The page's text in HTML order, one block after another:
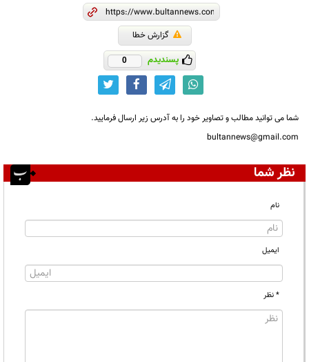
گزارش خطا
پسندیدم 0
شما می توانید مطالب و تصاویر خود را به آدرس زیر ارسال فرمایید.
bultannews@gmail.com
نظر شما
نام
ایمیل
* نظر